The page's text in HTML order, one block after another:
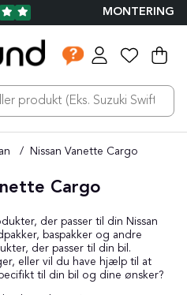
MONTERING
.
Nissan Vanette Cargo
Cargo
der passer til din Nissan
baspakker og andre
der passer til din bil.
eller vil du have hjælp til at
til din bil og dine ønsker?